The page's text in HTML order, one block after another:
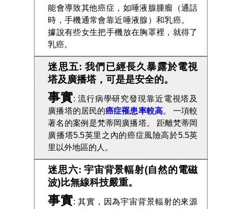
能會導致其他癌症，如唾液腺腫瘤（通話
時，手機通常會靠近唾液腺）和乳癌。
據說有些女生把手機放在胸罩裡，就得了
乳癌。
迷思五: 我們已經長久暴露於電視
塔及廣播塔，可是是安全的。
事實: 流行病學研究發現靠近電視塔及
廣播塔的居民的癌症罹患率較高。 一項較
著名的案例是梵蒂岡廣播塔。 距離梵蒂岡
廣播塔5.5英里之內的癌症風險高於5.5英
里以外地區的人。
迷思六: 宇宙背景輻射(自然的電磁
波)比無線科技嚴重。
事實: 其實，因為宇宙背景輻射的來源